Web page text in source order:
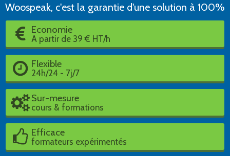
Woospeak, c'est la garantie d'une solution à 100%
Economie
A partir de 39 € HT/h
Flexible
24h/24 - 7j/7
Sur-mesure
cours & formations
Efficace
formateurs expérimentés